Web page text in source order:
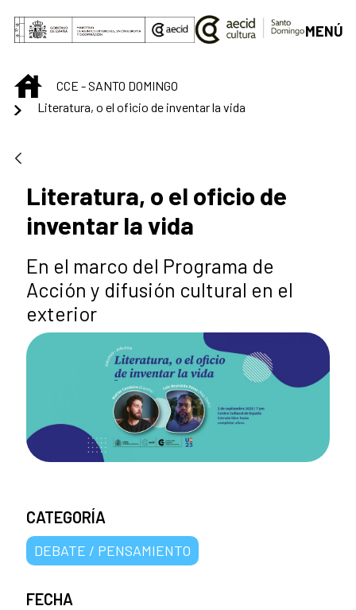
Saltar al contenido principal
MENÚ
INICIOCCE - SANTO DOMINGO
Literatura, o el oficio de inventar la vida
Literatura, o el oficio de
inventar la vida
En el marco del Programa de
Acción y difusión cultural en el
exterior
CATEGORÍA
DEBATE / PENSAMIENTO
FECHA